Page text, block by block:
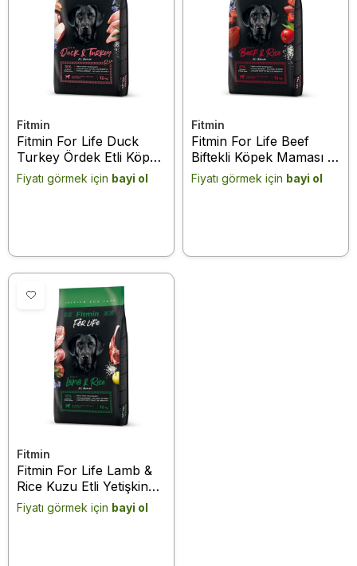
Fitmin
Fitmin For Life Duck
Turkey Ördek Etli Köpek
Maması 12 kg
Fiyatı görmek için bayi ol
Fitmin
Fitmin For Life Beef
Biftekli Köpek Maması -
12 kg
Fiyatı görmek için bayi ol
Fitmin
Fitmin For Life Lamb &
Rice Kuzu Etli Yetişkin
Köpek Maması 12 Kg
Fiyatı görmek için bayi ol